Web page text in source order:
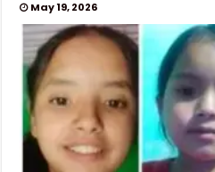
May 19, 2026